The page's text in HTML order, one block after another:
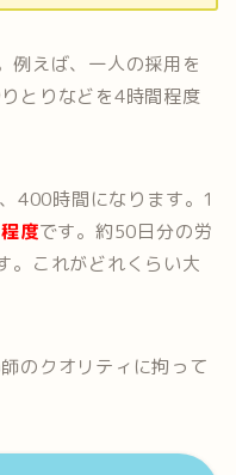
例えば、一人の採用を
とりなどを4時間程度
400時間になります。1
度です。約50日分の労
。これがどれくらい大
のクオリティに拘って